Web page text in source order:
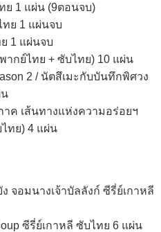
ย 1 แผ่น (9ตอนจบ)
ทย 1 แผ่นจบ
1 แผ่นจบ
ากย์ไทย + ซับไทย) 10 แผ่น
2 / นัตสึเมะกับบันทึกพิศวง
น
าค เส้นทางแห่งความอร่อยฯ
ทย) 4 แผ่น
จอมนางเจ้าบัลลังก์ ซีรี่ย์เกาหลี
ซีรี่ย์เกาหลี ซับไทย 6 แผ่น